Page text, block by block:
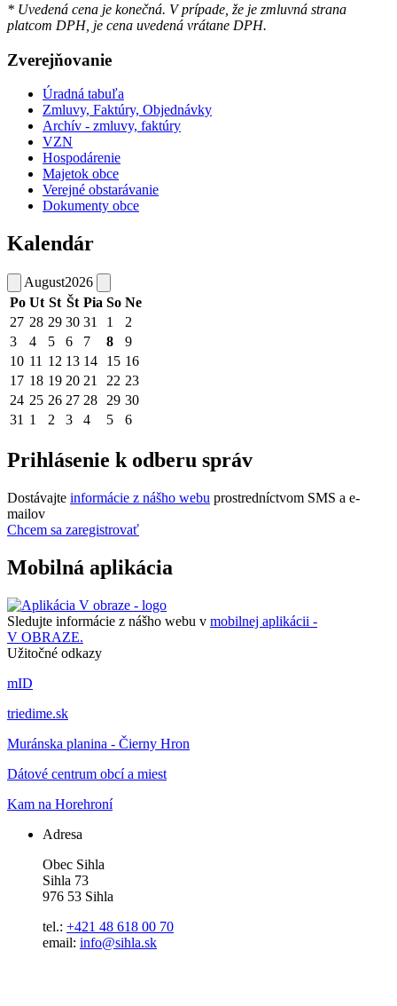
* Uvedená cena je konečná. V prípade, že je zmluvná strana
platcom DPH, je cena uvedená vrátane DPH.
Zverejňovanie
Úradná tabuľa
Zmluvy, Faktúry, Objednávky
Archív - zmluvy, faktúry
VZN
Hospodárenie
Majetok obce
Verejné obstarávanie
Dokumenty obce
Kalendár
August2026
Po Ut St Št Pia So Ne
27 28 29 30 31 1
2
3
4 5 6 7 8
9
10 11 12 13 14 15 16
17 18 19 20 21 22 23
24 25 26 27 28 29 30
31 1 2 3 4 5 6
Prihlásenie k odberu správ
Dostávajte informácie z nášho webu prostredníctvom SMS a e-
mailov
Chcem sa zaregistrovať
Mobilná aplikácia
Sledujte informácie z nášho webu v mobilnej aplikácii -
V OBRAZE.
Užitočné odkazy
mID
triedime.sk
Muránska planina - Čierny Hron
Dátové centrum obcí a miest
Kam na Horehroní
Adresa
Obec Sihla
Sihla 73
976 53 Sihla
tel.: +421 48 618 00 70
email: info@sihla.sk